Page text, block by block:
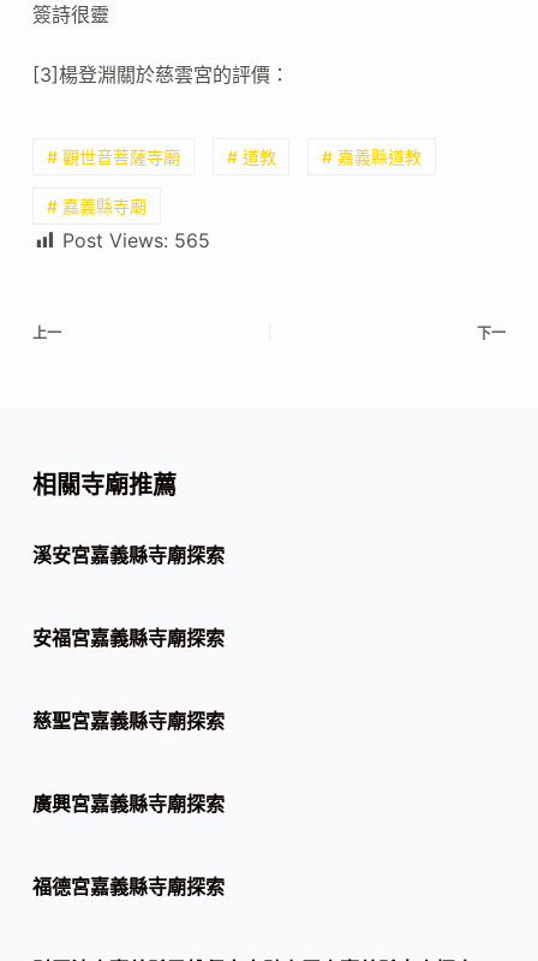
簽詩很靈
[3]楊登淵關於慈雲宮的評價：
# 觀世音菩薩寺廟 # 道教 # 嘉義縣道教
# 嘉義縣寺廟
Post Views: 565
上一 下一
相關寺廟推薦
溪安宮嘉義縣寺廟探索
安福宮嘉義縣寺廟探索
慈聖宮嘉義縣寺廟探索
廣興宮嘉義縣寺廟探索
福德宮嘉義縣寺廟探索